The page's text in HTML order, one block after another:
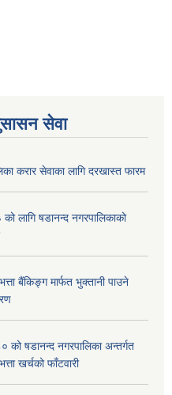
सेवा
करार सेवाका लागि दरखास्त फारम
लागि षडानन्द नगरपालिकाको
बैंकिङ्ग मार्फत भुक्तानी पाउने
षडानन्द नगरपालिका अन्तर्गत
खर्चको फाँटवारी